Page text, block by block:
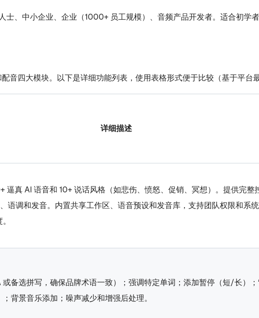
士、中小企业、企业（1000+ 员工规模）、音频产品开发者。适合初学
音四大模块。以下是详细功能列表，使用表格形式便于比较（基于平台
详细描述
逼真 AI 语音和 10+ 说话风格（如悲伤、愤怒、促销、冥想）。提供完整
语调和发音。内置共享工作区、语音预设和发音库，支持团队权限和系
备选拼写，确保品牌术语一致）；强调特定单词；添加暂停（短/长）
背景音乐添加；噪声减少和增强后处理。